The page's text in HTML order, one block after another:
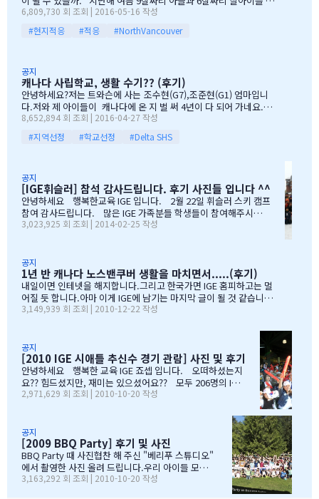
찻기 그리고 Q & A 를 시작으로 학부모님들께 답을 마추신 분들께 선
물을 증정하는 즐거운 시간을 가져습니다. 매년 여름마다 BBQ 파티
를 진행하면서 시간이 정말 빨리 가는구나 생각이 듭니다. 맨처음…
리고 캐나다 밴쿠버로 조기유학을 떠날 결심을 했을 때, 매일밤 떠오
르는 고민이었습니다. 지난 10여년동안 부모님과 함께 삼대가 살아
왔기에 고민은 더욱 컸습니다. 가족이 떨어져 지내는 시간을 나이 드
遷之敎, 맹자의 어머니가 자식을 위해 세 번 이사했다는 뜻)는 못할
망정, 조금이라도 기회가 있을 때 망설이지 말라"는 말로 오히려 제
등을 떠미셨습니다. 경제적인 여건이 딱히 좋은 것도 아니었습니다.
유학비용도 평소 한국에서 들어가던 교육비에 생활비가 조금 더 들어
가는 수준으로 잡았습니다. 자린고비 정신으로 단단히 무장을 했지
요. 어찌보면 단순무식하게 "영어도 배우고 아이들이 살아…
6,809,730 회 조회 | 2016-05-16 작성
#현지적응
#적응 #NorthVancouver
공지
캐나다 사립학교, 생활 수기?? (후기)
안녕하세요?저는 트와슨에 사는 조수현(G7),조준현(G1) 엄마입니
다.저와 제 아이들이 캐나다에 온 지 벌 써 4년이 다 되어 가네요.이
렇게 오래 있게 된 이유는 단 하나 너무 좋아서 입니다.철새도래지 바
다도 가까이 있고 조용하고 제 아이들이 다니는 학교도 너무 좋습니
다.백인 비율도 높고요.ㅎㅎ제가 가장 만족도가 높았던 높게 생각 하
정말 대단합니다.발론티어로 돌아가는 것도 대단하고요. 큰아이가
처음 왔을 떼 G4 영어도 잘 못하고 힘들어 할 때 워낙 엉뚱한 놈이라
엉뚱한 짓을 할 때도 선생님께서 괜찮다고남자아이들은 그렇게 크는
거라고 말씀해주시고아이의 작은 장단점도 다 알고 계시고 장점도
크게 칭찬해주시고학년 마지막 주에는 저를 앉혀놓고 방학 캠프 리
8,652,894 회 조회 | 2016-04-27 작성
#지역선정
#학교선정 #Delta SHS
공지
[IGE휘슬러] 참석 감사드립니다. 후기 사진들 입니다 ^^
안녕하세요 행복한교육 IGE 입니다. 2월 22일 휘슬러 스키 캠프
참여 감사드립니다. 많은 IGE 가족분들 학생들이 참여해주시고,
빛내주셔서 감사드립니다. 안타깝게도 화창한 날씨여야하는데,
장님, 웨스트캐나다 보험 김정중부장님, 하나투어 지용구님, IGE S
CHOOL 부서에 김미정선생님, 박숙희 선생님 그리고 코퀴틀람 사
무실에 김의정팀장님, 김예경님 진심을 감사드립니다. 마지막으
로 요번 행사를 진행해주신 전준성 본부장님께 감사드리며, 이벤트
까지 준비해주신 본부장님 수고많으셨습니다. " 스키 이벤트" 꼭
들은 댓글로 남겨주시면, 카톡 혹은 메일로 보내드리겠습니다. 감
사합니다.…
3,023,925 회 조회 | 2014-02-25 작성
공지
1년 반 캐나다 노스밴쿠버 생활을 마치면서.....(후기)
내일이면 인테넷을 해지합니다.그리고 한국가면 IGE 홈피하고는 멀
어질 듯 합니다.아마 이게 IGE에 남기는 마지막 글이 될 것 같습니다
1년 반동안의 시간...저희 아이들에게 너무 소중한 시간이였습니다.
선택이였는데......추천 받은 세 군 데 중에서 선택한 IGE.....서비스
마인드가 확실하고 고객을 끝까지 책임질 줄 아는 회사였습니다.한
국 학생이 적은 웨스트 벤쿠버. 그리고 정 사장님이 추천해주신 caulf
eild.....최고의 선택이였습니다. 아이들은 지난 주 부터 계속 farew
ell party입니다.지난 주에 큰애는 6학년 남자 애들 모두 모여서 이번
에 떠나는 한국 아이 2명을 위한 피자파티에 참석하였고 이번 주는 6
학년 아이들끼리 노벤에 있는 레이저텍에서 번개 모임을 하고 놀다가
왔습니다.둘째는 친했던 친구들 집에 초대를 받아서 4명의 친구와 돌
아가면서 sleep over하느라 집에 들어오질 않습니…
3,149,939 회 조회 | 2010-12-22 작성
공지
[2010 IGE 시애틀 추신수 경기 관람] 사진 및 후기
안녕하세요 행복한 교육 IGE 죠셉 입니다. 오떠하셨는지
요?? 힘드셨지만, 재미는 있으셨어요?? 모두 206명의 IGE
가족분들이 참석하셨으며, 무사히 이벤트 마무리되었습니
습니다. 감사합니다...꾸벅!!! 이른 아침부터 준비하시고,
국경에서 장작 3시간동안 시간이 걸리셨고....오마이갓~!!!
그래두 미국땅은 밟아보았죠~~추신수도 보고~~야구경기도
보고~~~따뜻한 햇빛아래에서 시원한 맥주도....ㅋㅋㅋ ^^
아버님/어머님들의 여유스러운 모습에 저 또한 신나드라고
요~~~응원도 힘차게 하며...단지 추신수 선수가 뒷 돌아보지
않아서 아쉬웠지만...........( 쫌~~ 뒤를 돌아보고 손 한번 흔
2,971,629 회 조회 | 2010-10-20 작성
공지
[2009 BBQ Party] 후기 및 사진
BBQ Party 때 사진협찬 해 주신 "베리푸 스튜디오"
에서 촬영한 사진 올려 드립니다.우리 아이들 모
습 잘 찾아 보세요..혹시나 빠진 가족이 있더라도 용
3,163,292 회 조회 | 2010-10-20 작성